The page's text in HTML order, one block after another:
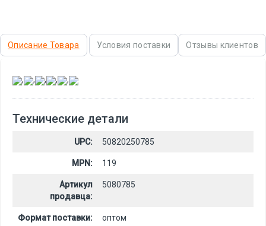
Описание Товара Условия поставки Отзывы клиентов
, , , , ,
Технические детали
UPC: 50820250785
MPN: 119
Артикул
продавца:
5080785
Формат поставки: оптом